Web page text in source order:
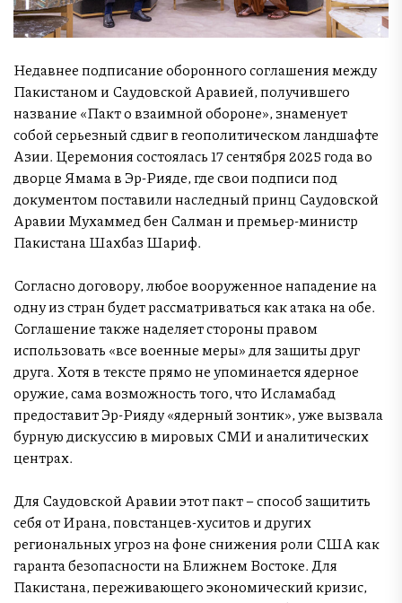
Недавнее подписание оборонного соглашения между
Пакистаном и Саудовской Аравией, получившего
название «Пакт о взаимной обороне», знаменует
собой серьезный сдвиг в геополитическом ландшафте
Азии. Церемония состоялась 17 сентября 2025 года во
дворце Ямама в Эр-Рияде, где свои подписи под
документом поставили наследный принц Саудовской
Аравии Мухаммед бен Салман и премьер-министр
Пакистана Шахбаз Шариф.
Согласно договору, любое вооруженное нападение на
одну из стран будет рассматриваться как атака на обе.
Соглашение также наделяет стороны правом
использовать «все военные меры» для защиты друг
друга. Хотя в тексте прямо не упоминается ядерное
оружие, сама возможность того, что Исламабад
предоставит Эр-Рияду «ядерный зонтик», уже вызвала
бурную дискуссию в мировых СМИ и аналитических
центрах.
Для Саудовской Аравии этот пакт – способ защитить
себя от Ирана, повстанцев-хуситов и других
региональных угроз на фоне снижения роли США как
гаранта безопасности на Ближнем Востоке. Для
Пакистана, переживающего экономический кризис,